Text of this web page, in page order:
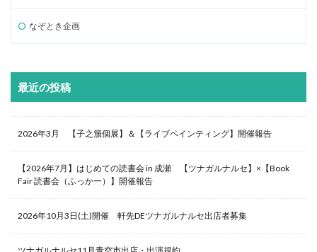
なぞとき企画
最近の投稿
2026年3月 【子之籏個展】＆【ライブペインティング】開催報告
【2026年7月】はじめての読書会 in 成瀬 【ツナガルナルセ】×【Book
Fair 読書会（ふっかー）】開催報告
2026年10月3日(土)開催 軒先DEツナガルナルセ出店者募集